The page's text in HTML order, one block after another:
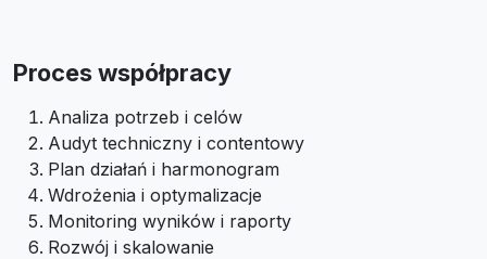
Proces współpracy
Analiza potrzeb i celów
Audyt techniczny i contentowy
Plan działań i harmonogram
Wdrożenia i optymalizacje
Monitoring wyników i raporty
Rozwój i skalowanie